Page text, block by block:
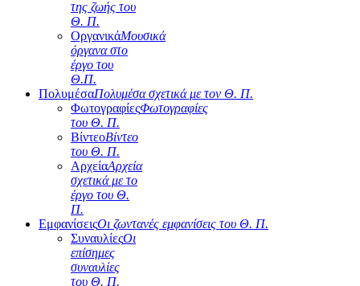
της ζωής του
Θ. Π.
ΟργανικάΜουσικά
όργανα στο
έργο του
Θ.Π.
ΠολυμέσαΠολυμέσα σχετικά με τον Θ. Π.
ΦωτογραφίεςΦωτογραφίες
του Θ. Π.
ΒίντεοΒίντεο
του Θ. Π.
ΑρχείαΑρχεία
σχετικά με το
έργο του Θ.
Π.
ΕμφανίσειςΟι ζωντανές εμφανίσεις του Θ. Π.
ΣυναυλίεςΟι
επίσημες
συναυλίες
του Θ. Π.